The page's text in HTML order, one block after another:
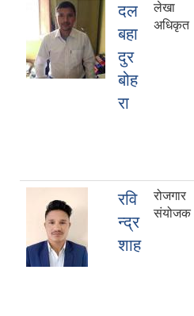
दल
बहा
दुर
बोह
रा
लेखा
अधिकृत
रवि
न्द्र
शाह
रोजगार
संयोजक